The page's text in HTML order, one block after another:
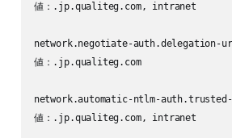
値：.jp.qualiteg.com, intranet
network.negotiate-auth.delegation-
値：.jp.qualiteg.com
network.automatic-ntlm-
値：.jp.qualiteg.com, intranet